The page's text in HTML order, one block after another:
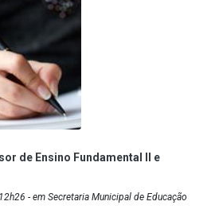
de Ensino Fundamental II e
- em Secretaria Municipal de Educação